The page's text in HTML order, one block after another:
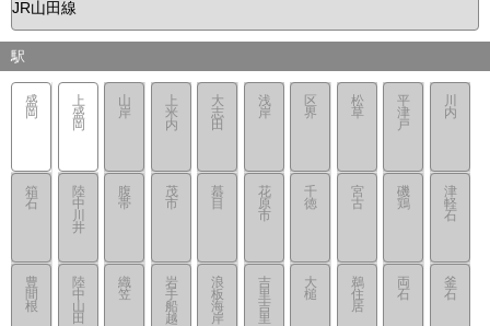
駅
盛
岡
上
盛
岡
山
岸
上
米
内
大
志
田
浅
岸
区
界
松
草
平
津
戸
川
内
箱
石
陸
中
川
井
腹
帯
茂
市
蟇
目
花
原
市
千
徳
宮
古
磯
鶏
津
軽
石
豊
間
根
陸
中
山
田
織
笠
岩
手
船
越
浪
板
海
岸
吉
里
吉
里
大
槌
鵜
住
居
両
石
釜
石